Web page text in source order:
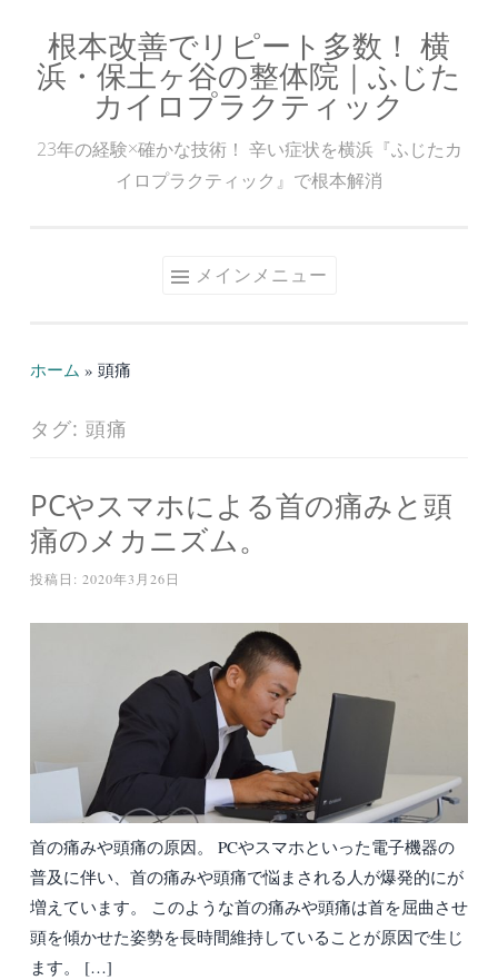
ン
根本改善でリピート多数！ 横
浜・保土ヶ谷の整体院｜ふじた
カイロプラクティック
23年の経験×確かな技術！ 辛い症状を横浜『ふじたカ
イロプラクティック』で根本解消
メインメニュー
ホーム » 頭痛
タグ: 頭痛
PCやスマホによる首の痛みと頭
痛のメカニズム。
投稿日: 2020年3月26日
首の痛みや頭痛の原因。 PCやスマホといった電子機器の
普及に伴い、首の痛みや頭痛で悩まされる人が爆発的にが
増えています。 このような首の痛みや頭痛は首を屈曲させ
頭を傾かせた姿勢を長時間維持していることが原因で生じ
ます。 […]